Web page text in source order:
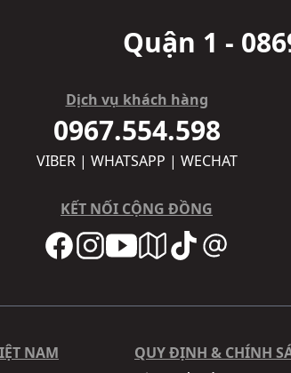
Quận 1 -
Dịch vụ khách hàng
0967.554.598
VIBER | WHATSAPP | WECHAT
KẾT NỐI CỘNG ĐỒNG
NAM QUY ĐỊNH & CHÍNH